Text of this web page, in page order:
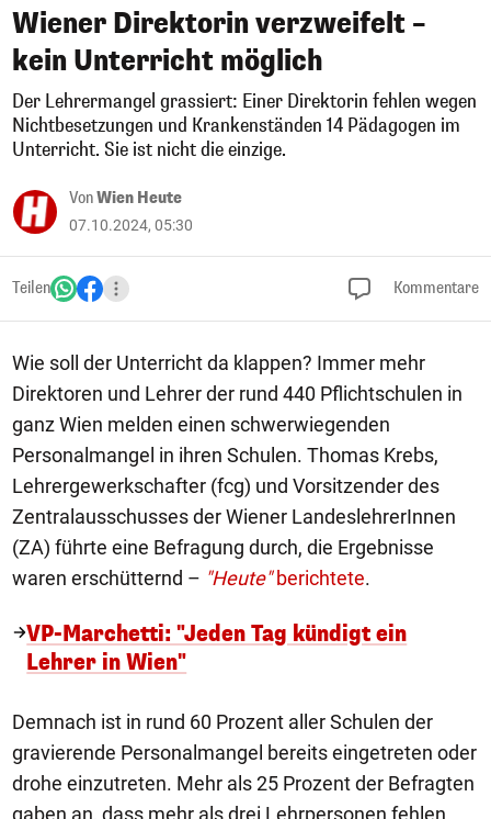
Wiener Direktorin verzweifelt –
kein Unterricht möglich
Der Lehrermangel grassiert: Einer Direktorin fehlen wegen
Nichtbesetzungen und Krankenständen 14 Pädagogen im
Unterricht. Sie ist nicht die einzige.
VonWien Heute
07.10.2024, 05:30
Teilen Kommentare
Wie soll der Unterricht da klappen? Immer mehr
Direktoren und Lehrer der rund 440 Pflichtschulen in
ganz Wien melden einen schwerwiegenden
Personalmangel in ihren Schulen. Thomas Krebs,
Lehrergewerkschafter (fcg) und Vorsitzender des
Zentralausschusses der Wiener LandeslehrerInnen
(ZA) führte eine Befragung durch, die Ergebnisse
waren erschütternd – "Heute"berichtete.
VP-Marchetti: "Jeden Tag kündigt ein
Lehrer in Wien"
Demnach ist in rund 60 Prozent aller Schulen der
gravierende Personalmangel bereits eingetreten oder
drohe einzutreten. Mehr als 25 Prozent der Befragten
gaben an, dass mehr als drei Lehrpersonen fehlen